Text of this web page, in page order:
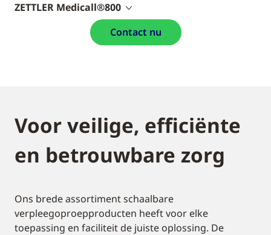
ZETTLER Medicall®800
Contact nu
Voor veilige, efficiënte
en betrouwbare zorg
Ons brede assortiment schaalbare
verpleegoproepproducten heeft voor elke
toepassing en faciliteit de juiste oplossing. De